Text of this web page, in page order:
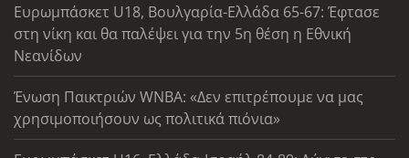
Ευρωμπάσκετ U18, Βουλγαρία-Ελλάδα 65-67: Έφτασε
στη νίκη και θα παλέψει για την 5η θέση η Εθνική
Νεανίδων
Ένωση Παικτριών WNBA: «Δεν επιτρέπουμε να μας
χρησιμοποιήσουν ως πολιτικά πιόνια»